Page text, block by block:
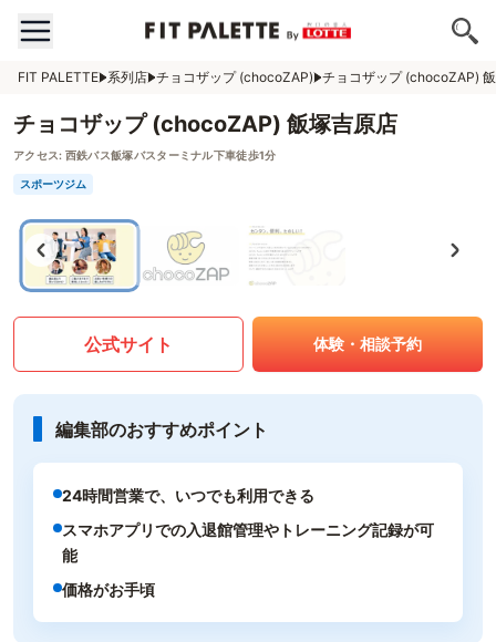
FIT PALETTE 系列店 チョコザップ (chocoZAP) チョコザップ (chocoZAP)
チョコザップ (chocoZAP) 飯塚吉原店
アクセス: 西鉄バス飯塚バスターミナル下車徒歩1分
スポーツジム
公式サイト 体験・相談予約
編集部のおすすめポイント
24時間営業で、いつでも利用できる
スマホアプリでの入退館管理やトレーニング記録が可
能
価格がお手頃